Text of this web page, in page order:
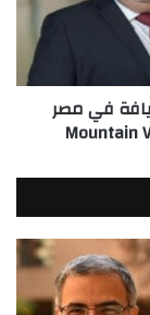
في مصر